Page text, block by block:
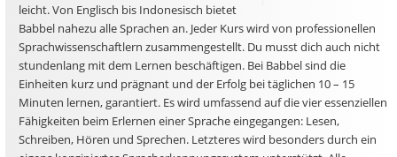
leicht. Von Englisch bis Indonesisch bietet
Babbel nahezu alle Sprachen an. Jeder Kurs wird von professionellen
Sprachwissenschaftlern zusammengestellt. Du musst dich auch nicht
stundenlang mit dem Lernen beschäftigen. Bei Babbel sind die
Einheiten kurz und prägnant und der Erfolg bei täglichen 10 – 15
Minuten lernen, garantiert. Es wird umfassend auf die vier essenziellen
Fähigkeiten beim Erlernen einer Sprache eingegangen: Lesen,
Schreiben, Hören und Sprechen. Letzteres wird besonders durch ein